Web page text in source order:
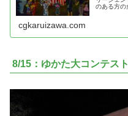
のある方の
cgkaruizawa.com
8/15：ゆかた大コンテスト